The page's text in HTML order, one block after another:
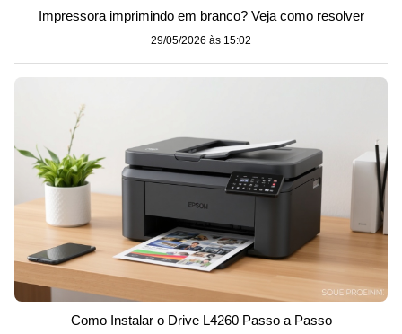
Impressora imprimindo em branco? Veja como resolver
29/05/2026 às 15:02
Como Instalar o Drive L4260 Passo a Passo